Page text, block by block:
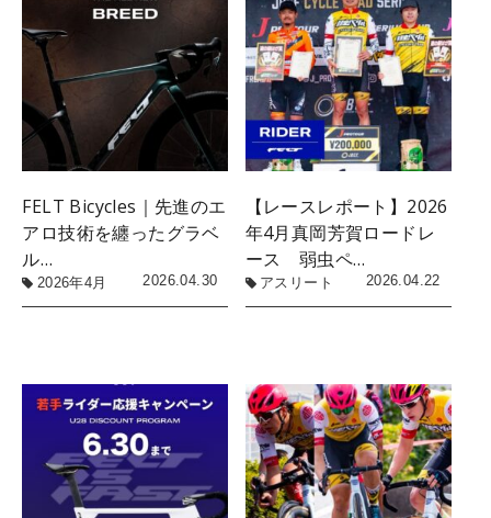
FELT Bicycles｜先進のエ
アロ技術を纏ったグラベ
ル…
2026年4月 2026.04.30
【レースレポート】2026
年4月真岡芳賀ロードレ
ース 弱虫ペ…
アスリート 2026.04.22